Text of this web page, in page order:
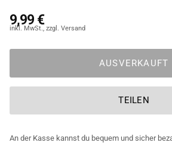
9,99 €
AUSVERKAUFT
TEILEN
An der Kasse kannst du bequem und sicher